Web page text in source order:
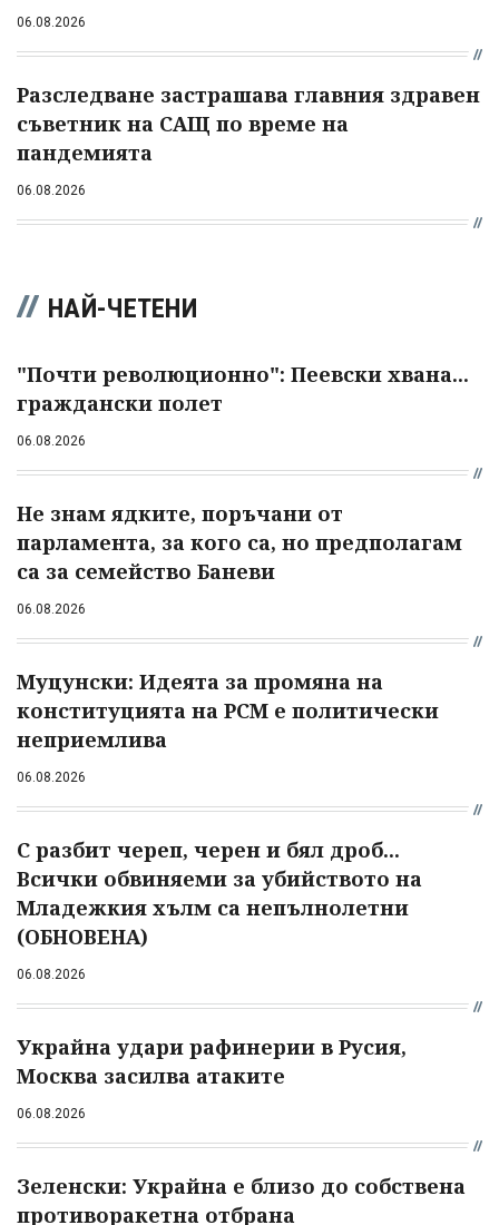
06.08.2026
Разследване застрашава главния здравен
съветник на САЩ по време на
пандемията
06.08.2026
НАЙ-ЧЕТЕНИ
"Почти революционно": Пеевски хвана...
граждански полет
06.08.2026
Не знам ядките, поръчани от
парламента, за кого са, но предполагам
са за семейство Баневи
06.08.2026
Муцунски: Идеята за промяна на
конституцията на РСМ е политически
неприемлива
06.08.2026
С разбит череп, черен и бял дроб...
Всички обвиняеми за убийството на
Младежкия хълм са непълнолетни
(ОБНОВЕНА)
06.08.2026
Украйна удари рафинерии в Русия,
Москва засилва атаките
06.08.2026
Зеленски: Украйна е близо до собствена
противоракетна отбрана